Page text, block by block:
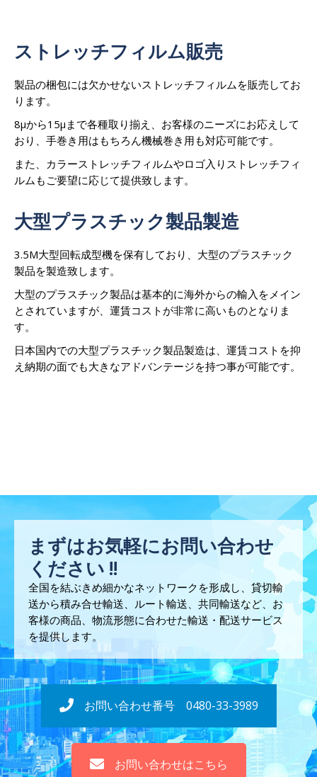
大型プラスチック製品製造
3.5M大型回転成型機を保有しており、大型のプラスチック
製品を製造致します。
大型のプラスチック製品は基本的に海外からの輸入をメイン
とされていますが、運賃コストが非常に高いものとなりま
す。
日本国内での大型プラスチック製品製造は、運賃コストを抑
え納期の面でも大きなアドバンテージを持つ事が可能です。
ストレッチフィルム販売
製品の梱包には欠かせないストレッチフィルムを販売してお
ります。
8μから15μまで各種取り揃え、お客様のニーズにお応えして
おり、手巻き用はもちろん機械巻き用も対応可能です。
また、カラーストレッチフィルムやロゴ入りストレッチフィ
ルムもご要望に応じて提供致します。
まずはお気軽にお問い合わせ
ください !!
全国を結ぶきめ細かなネットワークを形成し、貸切輸
送から積み合せ輸送、ルート輸送、共同輸送など、お
客様の商品、物流形態に合わせた輸送・配送サービス
を提供します。
お問い合わせ番号 0480-33-3989
お問い合わせはこちら